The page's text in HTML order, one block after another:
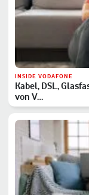
INSIDE VODAFONE
Kabel, DSL,
von V…